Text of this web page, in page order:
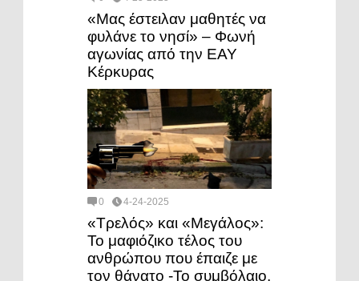
«Μας έστειλαν μαθητές να
φυλάνε το νησί» – Φωνή
αγωνίας από την ΕΑΥ
Κέρκυρας
0 4-24-2025
«Τρελός» και «Μεγάλος»:
Το μαφιόζικο τέλος του
ανθρώπου που έπαιζε με
τον θάνατο -Το συμβόλαιο,